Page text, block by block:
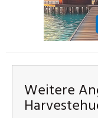
Weitere